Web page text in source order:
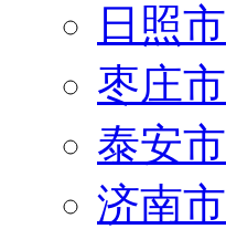
日照市
枣庄市
泰安市
济南市